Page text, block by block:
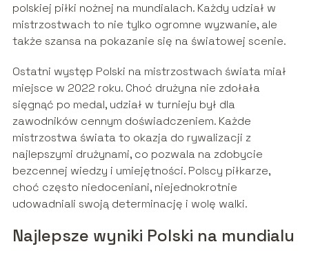
polskiej piłki nożnej na mundialach. Każdy udział w
mistrzostwach to nie tylko ogromne wyzwanie, ale
także szansa na pokazanie się na światowej scenie.
Ostatni występ Polski na mistrzostwach świata miał
miejsce w 2022 roku. Choć drużyna nie zdołała
sięgnąć po medal, udział w turnieju był dla
zawodników cennym doświadczeniem. Każde
mistrzostwa świata to okazja do rywalizacji z
najlepszymi drużynami, co pozwala na zdobycie
bezcennej wiedzy i umiejętności. Polscy piłkarze,
choć często niedoceniani, niejednokrotnie
udowadniali swoją determinację i wolę walki.
Najlepsze wyniki Polski na mundialu